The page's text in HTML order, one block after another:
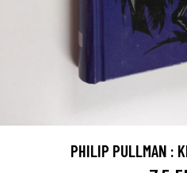
PHILIP PULLMAN :